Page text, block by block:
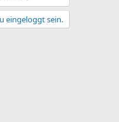
eingeloggt sein.